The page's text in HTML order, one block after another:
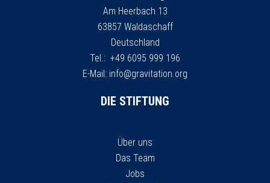
Am Heerbach 13
63857 Waldaschaff
Deutschland
Tel.: +49 6095 999 196
E-Mail: info@gravitation.org
DIE STIFTUNG
Über uns
Das Team
Jobs